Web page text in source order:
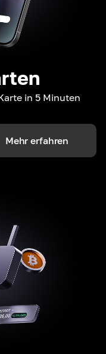
in 5 Minuten
Mehr erfahren